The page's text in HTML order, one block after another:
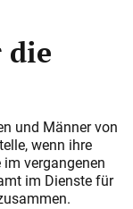
die
und Männer von
wenn ihre
vergangenen
im Dienste für